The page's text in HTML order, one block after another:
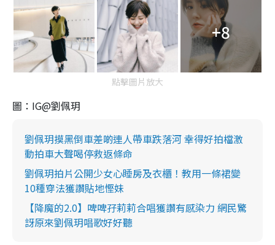
+8
點擊圖片放大
圖：IG@劉佩玥
劉佩玥摸黑倒車差啲連人帶車跌落河 幸得好拍檔激
動拍車大聲喝停救返條命
劉佩玥拍片公開少女心睡房及衣櫃！教用一條裙變
10種穿法獲讚貼地慳妹
【降魔的2.0】啤啤孖莉莉合唱獲讚有感染力 網民驚
訝原來劉佩玥唱歌好好聽